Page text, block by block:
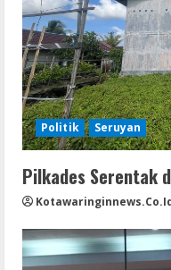
Politik Seruyan
Pilkades Serentak